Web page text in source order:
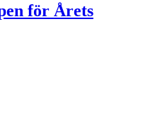
för Årets